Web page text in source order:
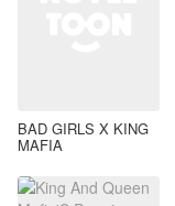
BAD GIRLS X KING
MAFIA